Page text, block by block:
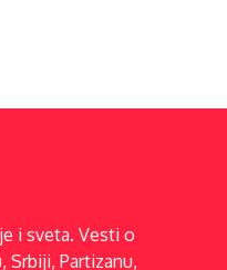
i sveta. Vesti o
Srbiji, Partizanu,